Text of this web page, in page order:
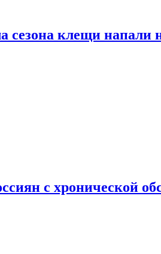
сезона клещи напали
с хронической